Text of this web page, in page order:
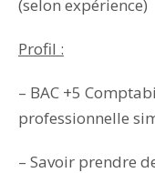
(selon expérience)
Profil :
– BAC +5
professionnelle
– Savoir prendre